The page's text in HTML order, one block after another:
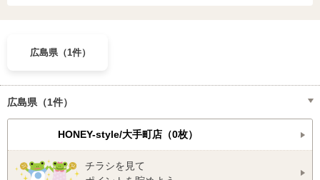
広島県（1件）
広島県（1件）
HONEY-style/大手町店（0枚）
チラシを見て